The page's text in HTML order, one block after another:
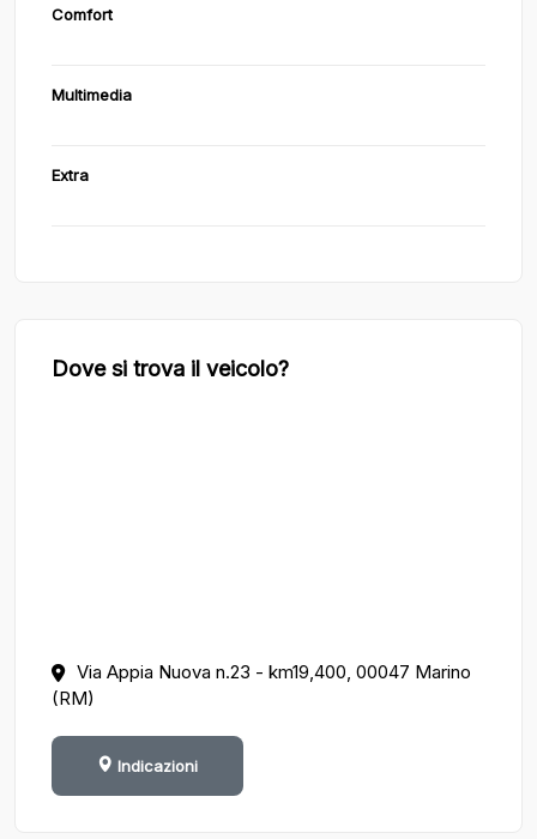
Comfort
Multimedia
Extra
Dove si trova il veicolo?
Via Appia Nuova n.23 - km19,400, 00047 Marino
(RM)
Indicazioni